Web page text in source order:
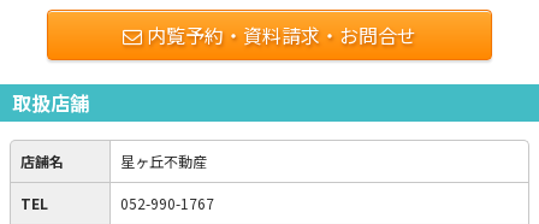
内覧予約・資料請求・お問合せ
取扱店舗
店舗名 星ヶ丘不動産
TEL 052-990-1767